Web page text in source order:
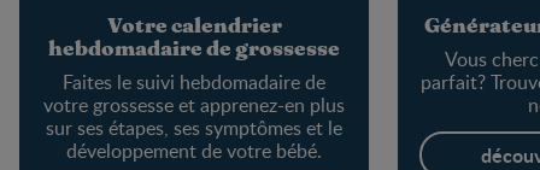
Votre calendrier
hebdomadaire de grossesse
Faites le suivi hebdomadaire de
votre grossesse et apprenez-en plus
sur ses étapes, ses symptômes et le
développement de votre bébé.
Vous
parfait?